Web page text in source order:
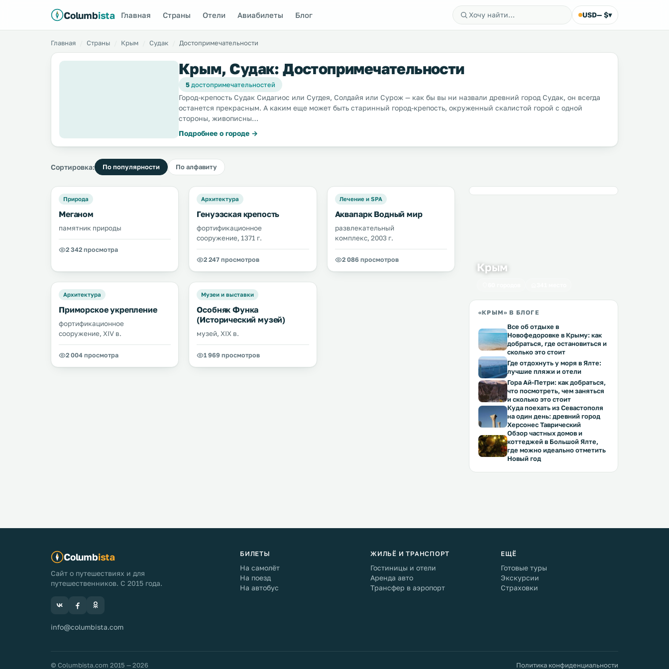
Columbista Главная Страны Отели Авиабилеты Блог USD— $▾
Главная Страны Крым Судак Достопримечательности
Крым, Судак: Достопримечательности
5достопримечательностей
Город-крепость Судак Сидагиос или Сугдея, Солдайя или Сурож — как бы вы ни назвали древний город Судак, он всегда
останется прекрасным. А каким еще может быть старинный город-крепость, окруженный скалистой горой с одной
стороны, живописны…
Подробнее о городе →
Сортировка: По популярности По алфавиту
Природа
Меганом
памятник природы
2 342 просмотра
Архитектура
Генуэзская крепость
фортификационное
сооружение, 1371 г.
2 247 просмотров
Лечение и SPA
Аквапарк Водный мир
развлекательный
комплекс, 2003 г.
2 086 просмотров
Архитектура
Приморское укрепление
фортификационное
сооружение, XIV в.
2 004 просмотра
Музеи и выставки
Особняк Функа
(Исторический музей)
музей, XIX в.
1 969 просмотров
Крым
«КРЫМ» В БЛОГЕ
Все об отдыхе в
Новофедоровке в Крыму: как
добраться, где остановиться и
сколько это стоит
Где отдохнуть у моря в Ялте:
лучшие пляжи и отели
Гора Ай-Петри: как добраться,
что посмотреть, чем заняться
и сколько это стоит
Куда поехать из Севастополя
на один день: древний город
Херсонес Таврический
Обзор частных домов и
коттеджей в Большой Ялте,
где можно идеально отметить
Новый год
Columbista
Сайт о путешествиях и для
путешественников. С 2015 года.
info@columbista.com
БИЛЕТЫ
На самолёт
На поезд
На автобус
ЖИЛЬЁ И ТРАНСПОРТ
Гостиницы и отели
Аренда авто
Трансфер в аэропорт
ЕЩЁ
Готовые туры
Экскурсии
Страховки
© Columbista.com 2015 — 2026 Политика конфиденциальности